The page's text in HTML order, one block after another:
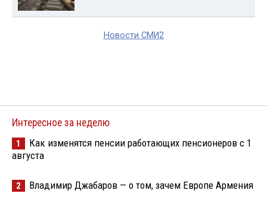
Новости СМИ2
Интересное за неделю
1
Как изменятся пенсии работающих пенсионеров с 1
августа
2 Владимир Джабаров — о том, зачем Европе Армения